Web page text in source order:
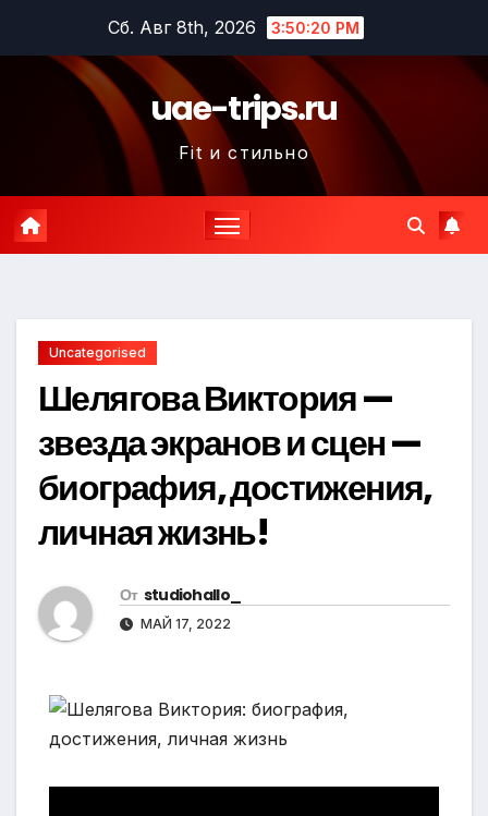
содержимому
Сб. Авг 8th, 2026 3:50:21 PM
uae-trips.ru
Fit и стильно
Uncategorised
Шелягова Виктория —
звезда экранов и сцен —
биография, достижения,
личная жизнь!
От studiohallo_
МАЙ 17, 2022